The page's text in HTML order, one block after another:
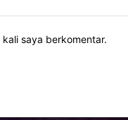
saya berkomentar.